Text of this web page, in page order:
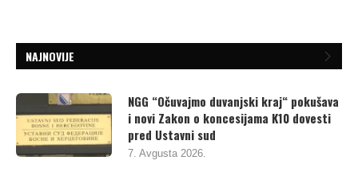
NAJNOVIJE
NGG “Očuvajmo duvanjski kraj“ pokušava
i novi Zakon o koncesijama K10 dovesti
pred Ustavni sud
7. Avgusta 2026.